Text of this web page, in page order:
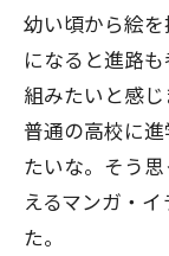
幼い頃から絵
になると進路
組みたいと感じ
普通の高校に
たいな。そう
えるマンガ・
た。